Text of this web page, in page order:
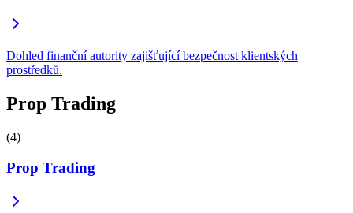
Dohled finanční autority zajišťující bezpečnost klientských
prostředků.
Prop Trading
(4)
Prop Trading